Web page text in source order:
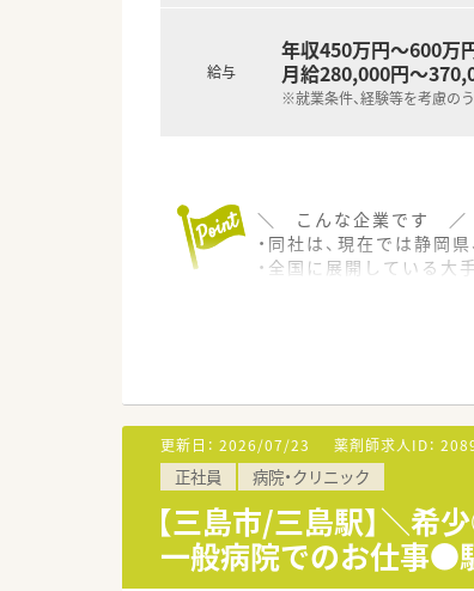
給与
年収450万円～600万
月給280,000円～
※就業条件、経験等を考慮のう
＼ こんな企業です ／
・同社は、現在では静岡
・全国に展開している大
地元で長く働いていき
無理な異動もないため
色々な科目の経験をし
内科/脳神経外科/眼科/精
＼ 同店の特徴 ／
・漢方相談や栄養相談な
・薬剤師複数人体制で来
※時間帯により一人に
更新日： 2026/07/23 薬剤師求人ID：
正社員 病院・クリニック
【三島市/三島駅】＼
一般病院でのお仕事●